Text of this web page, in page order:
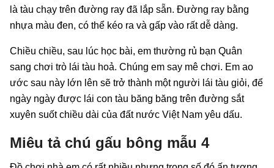
là tàu chạy trên đường ray đã lắp sẵn. Đường ray bằng
nhựa màu đen, có thể kéo ra và gấp vào rất dễ dàng.
Chiều chiều, sau lúc học bài, em thường rủ bạn Quân
sang chơi trò lái tàu hoả. Chúng em say mê chơi. Em ao
ước sau này lớn lên sẽ trở thành một người lái tàu giỏi, để
ngày ngày được lái con tàu băng băng trên đường sắt
xuyên suốt chiều dài của đất nước Việt Nam yêu dấu.
Miêu tả chú gấu bông mẫu 4